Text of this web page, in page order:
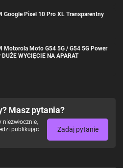
Google Pixel 10 Pro XL Transparentny
Motorola Moto G54 5G / G54 5G Power
WYCIĘCIE NA APARAT
Masz pytania?
publikując
Zadaj pytanie